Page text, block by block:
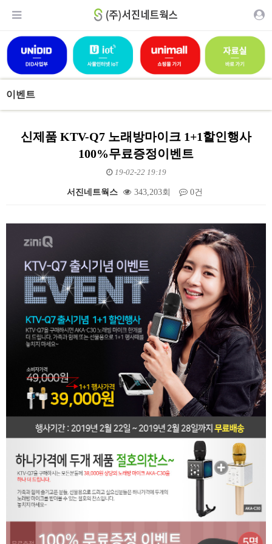
이벤트
신제품 KTV-Q7 노래방마이크 1+1할인행사
100%무료증정이벤트
19-02-22 19:19
서진네트웍스 343,203회 0건
본문